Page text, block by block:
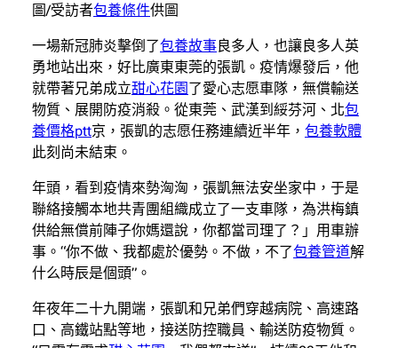
圖/受訪者包養條件供圖
一場新冠肺炎擊倒了包養故事良多人，也讓良多人英
勇地站出來，好比廣東東莞的張凱。疫情爆發后，他
就帶著兄弟成立甜心花園了愛心志愿車隊，無償輸送
物質、展開防疫消殺。從東莞、武漢到綏芬河、北包
養價格ptt京，張凱的志愿任務連續近半年， 包養軟體
此刻尚未結束。
年頭，看到疫情來勢洶洶，張凱無法安坐家中，于是
聯絡接觸本地共青團組織成立了一支車隊，為洪梅鎮
供給無償前陣子你媽還說，你都當司理了？」用車辦
事。“你不做、我都處於優勢。不做，不了包養管道解
什么時辰是個頭”。
年夜年二十九開端，張凱和兄弟們穿越病院、高速路
口、高鐵站點等地，接送防控職員、輸送防疫物質。